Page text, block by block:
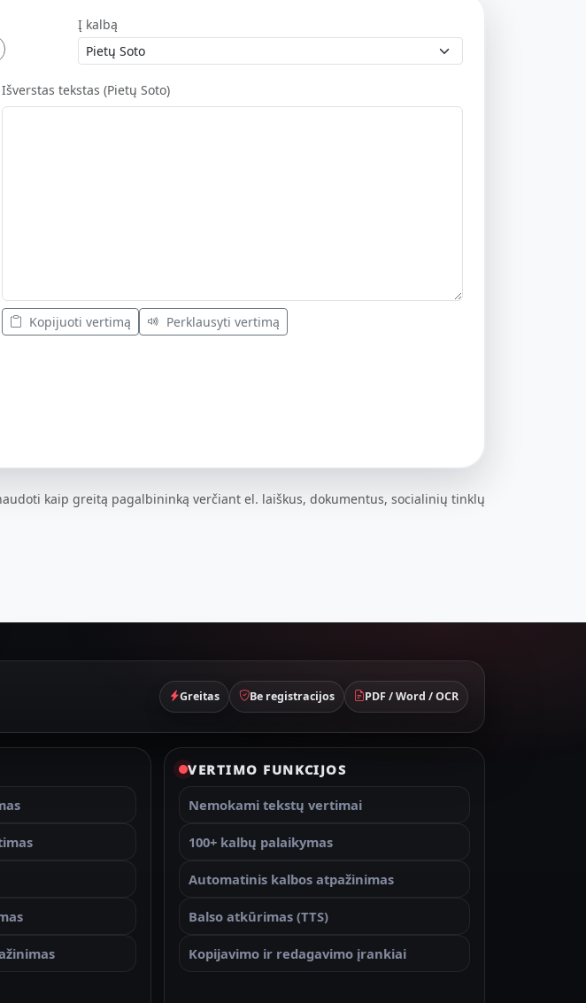
Į kalbą
Išverstas tekstas (Pietų Soto)
Kopijuoti vertimą Perklausyti vertimą
kaip greitą pagalbininką verčiant el. laiškus, dokumentus, socialinių tinklų
Greitas Be registracijos PDF / Word / OCR
VERTIMO FUNKCIJOS
Nemokami tekstų vertimai
100+ kalbų palaikymas
Automatinis kalbos atpažinimas
Balso atkūrimas (TTS)
Kopijavimo ir redagavimo įrankiai